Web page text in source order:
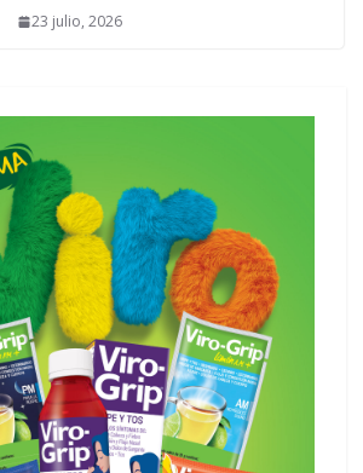
23 julio, 2026